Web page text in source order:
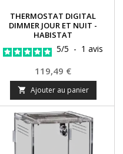
THERMOSTAT DIGITAL
DIMMER JOUR ET NUIT -
HABISTAT
5/5 - 1 avis
Prix
119,49 €
 Ajouter au panier